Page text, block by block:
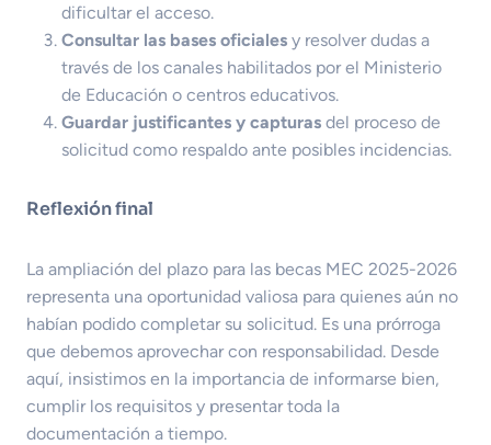
dificultar el acceso.
Consultar las bases oficiales y resolver dudas a
través de los canales habilitados por el Ministerio
de Educación o centros educativos.
Guardar justificantes y capturas del proceso de
solicitud como respaldo ante posibles incidencias.
Reflexión final
La ampliación del plazo para las becas MEC 2025-2026
representa una oportunidad valiosa para quienes aún no
habían podido completar su solicitud. Es una prórroga
que debemos aprovechar con responsabilidad. Desde
aquí, insistimos en la importancia de informarse bien,
cumplir los requisitos y presentar toda la
documentación a tiempo.